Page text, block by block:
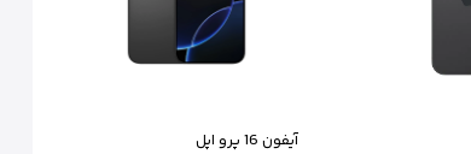
آیفون 16 پرو اپل